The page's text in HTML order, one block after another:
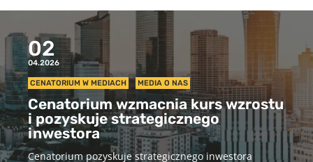
02
04.2026
CENATORIUM W MEDIACH MEDIA O NAS
Cenatorium wzmacnia kurs wzrostu
i pozyskuje strategicznego
inwestora
Cenatorium pozyskuje strategicznego inwestora